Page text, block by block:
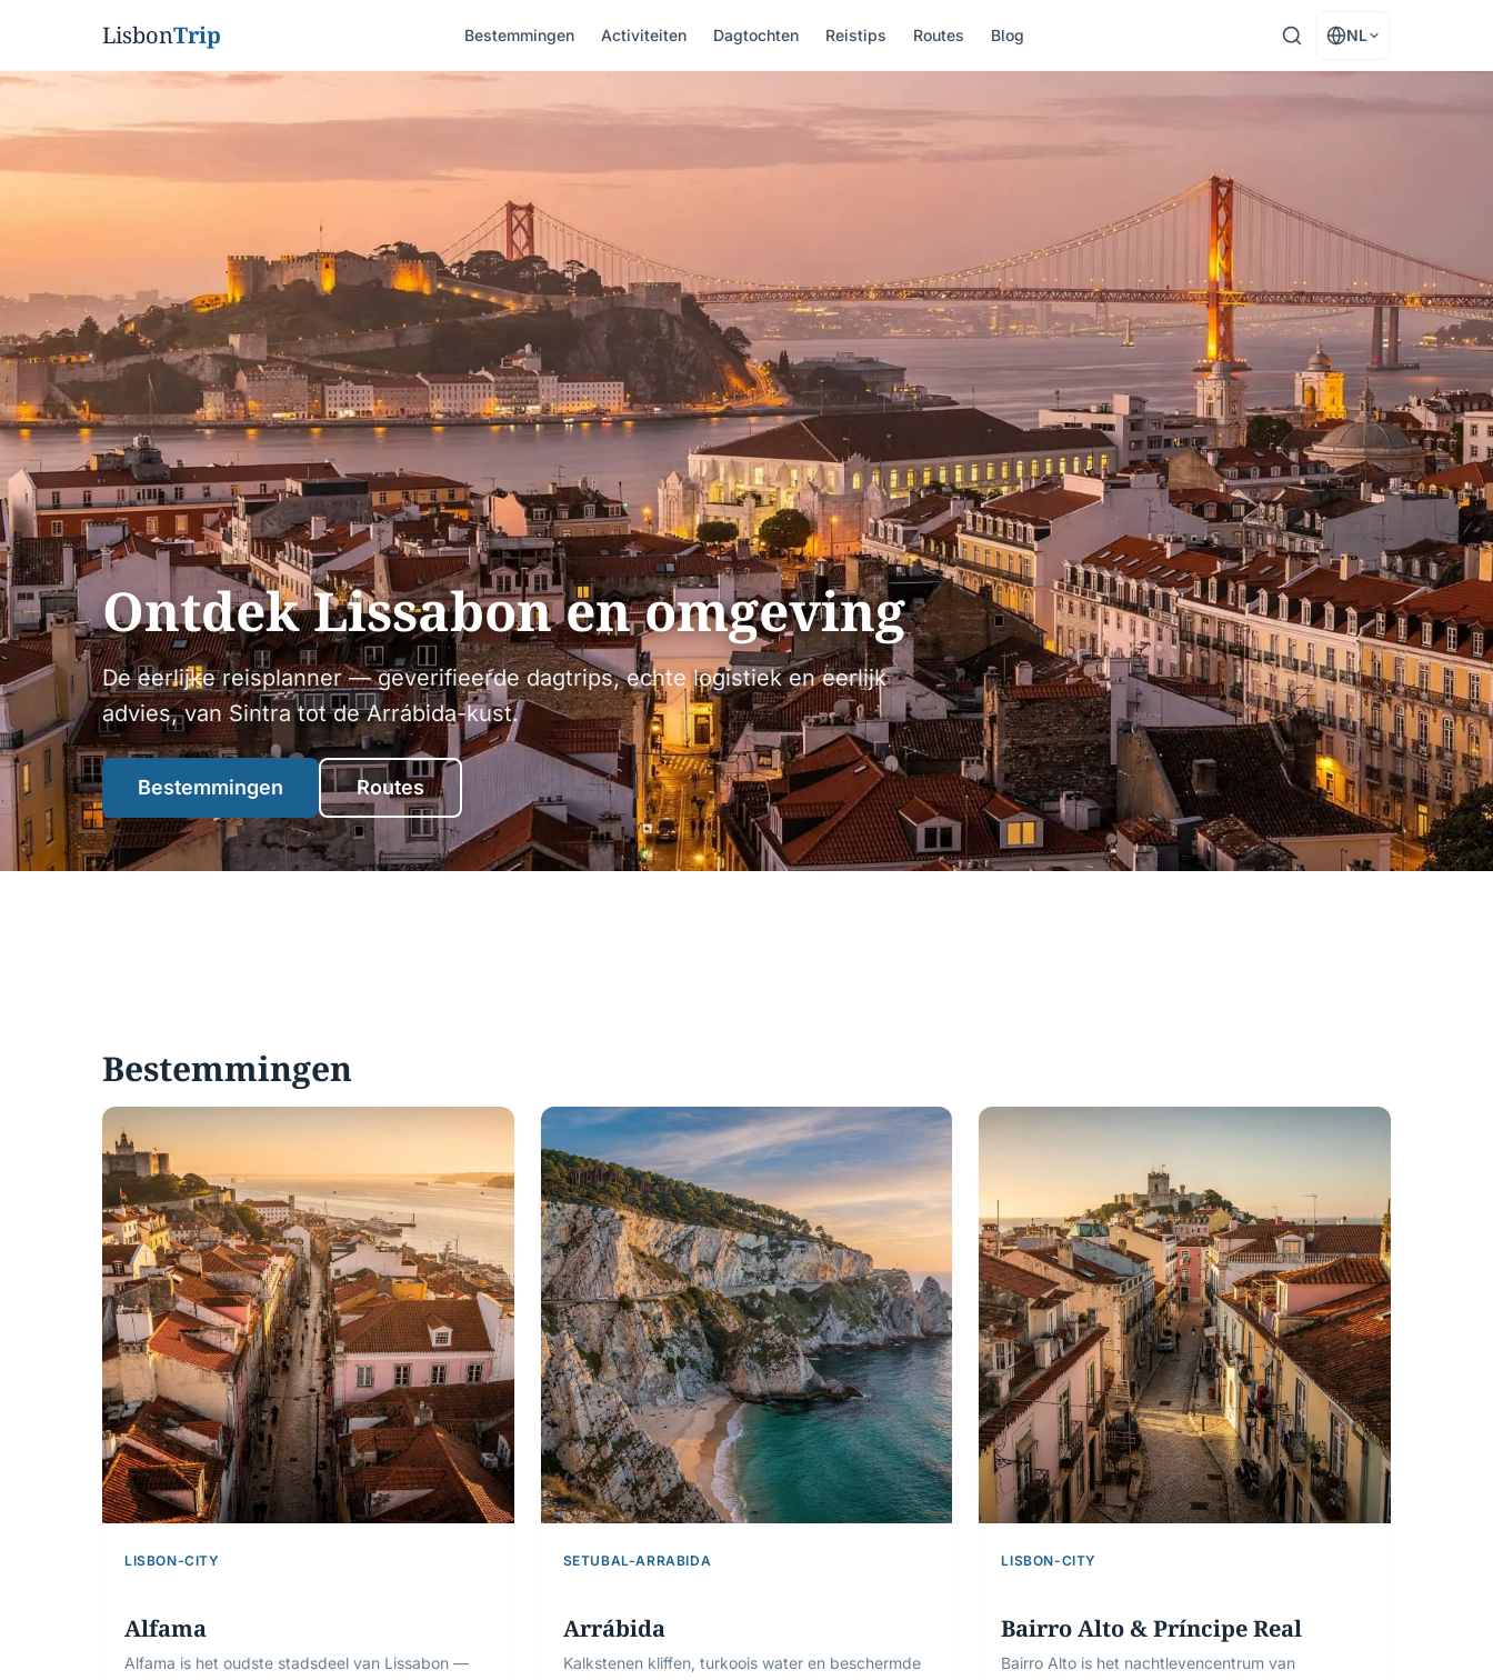
LisbonTrip Bestemmingen Activiteiten Dagtochten Reistips Routes Blog NL
Ontdek Lissabon en omgeving
De eerlijke reisplanner — geverifieerde dagtrips, echte logistiek en eerlijk
advies, van Sintra tot de Arrábida-kust.
Bestemmingen Routes
Bestemmingen
LISBON-CITY
Alfama
Alfama is het oudste stadsdeel van Lissabon —
SETUBAL-ARRABIDA
Arrábida
Kalkstenen kliffen, turkoois water en beschermde
LISBON-CITY
Bairro Alto & Príncipe Real
Bairro Alto is het nachtlevencentrum van